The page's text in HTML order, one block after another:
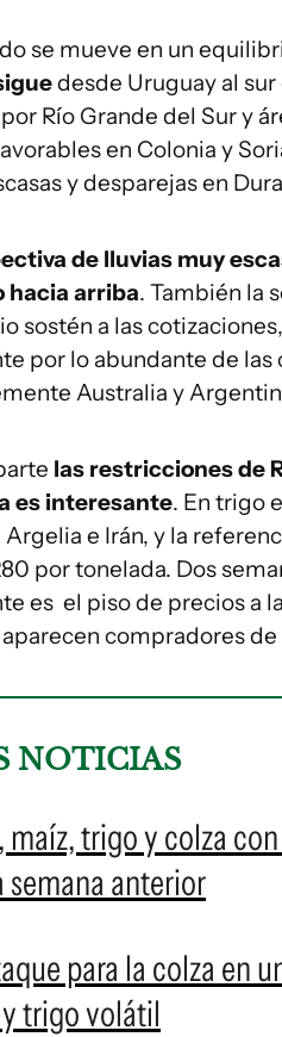
se mueve en un
desde Uruguay al sur
Río Grande del Sur y
en Colonia y
y desparejas en
de lluvias muy
hacia arriba. También la
sostén a las
por lo abundante de
Australia y
las restricciones de
es interesante. En trigo
Argelia e Irán, y la
por tonelada. Dos
es el piso de precios a
compradores
NOTICIAS
maíz, trigo y colza
semana anterior
para la colza en
trigo volátil